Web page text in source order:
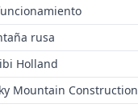
rusa
Holland
Mountain Construction